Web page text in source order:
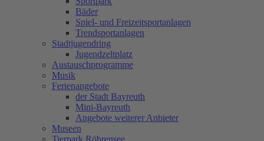
Bäder
Spiel- und Freizeitsportanlagen
Trendsportanlagen
Stadtjugendring
Jugendzeltplatz
Austauschprogramme
Musik
Ferienangebote
der Stadt Bayreuth
Mini-Bayreuth
Angebote weiterer Anbieter
Museen
Tierpark Röhrensee